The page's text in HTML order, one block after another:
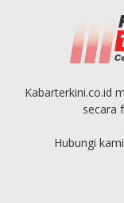
Kabarterkini.co.id
secara
Hubungi